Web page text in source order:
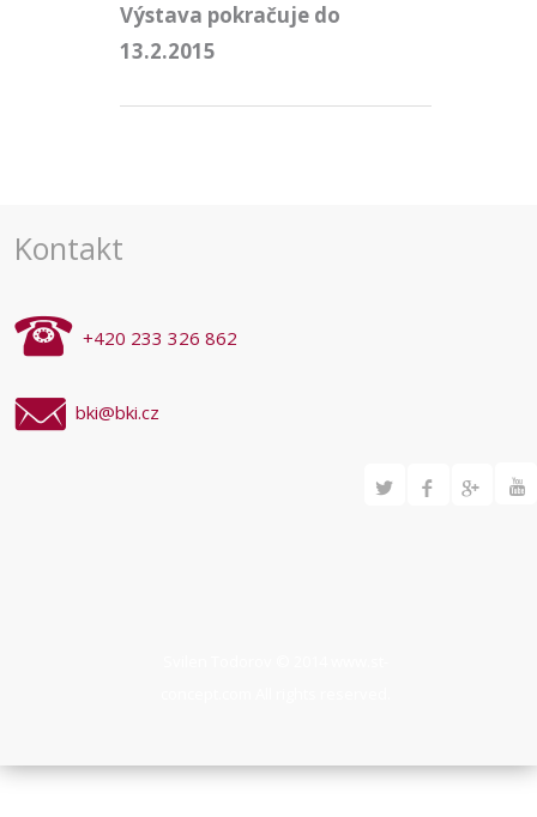
Výstava pokračuje do
13.2.2015
Kontakt
+420 233 326 862
bki@bki.cz